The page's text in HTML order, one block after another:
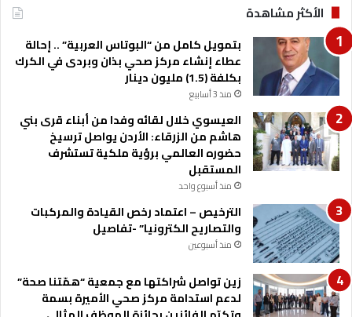
ة
ا
ل
ع
ا
م
ا
ن
ت
ه
ب
ت
و
ق
ي
ع
2
9
الأكثر مشاهدة
بتمويل كامل من “البوتاس العربية” .. إحالة
عطاء إنشاء مركز صحي بذان وبردى في الكرك
بكلفة (1.5) مليون دينار
منذ 3 أسابيع
العيسوي خلال لقائه وفدا من أبناء قرى بني
هاشم من الزرقاء: الأردن يواصل ترسيخ
حضوره العالمي برؤية ملكية تستشرف
المستقبل
منذ أسبوع واحد
الترخيص – اعتماد رخص القيادة والمركبات
والتصاريح الكترونيا” -تفاصيل
منذ أسبوعين
زين تواصل شراكتها مع جمعية “همّتنا صحة”
لدعم استدامة مركز صحي الأميرة بسمة